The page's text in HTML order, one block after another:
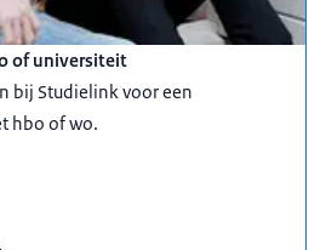
of universiteit
bij Studielink voor een
hbo of wo.